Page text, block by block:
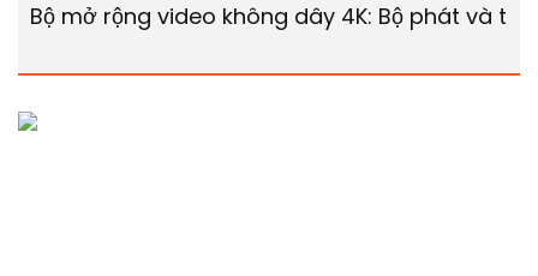
Bộ mở rộng video không dây 4K: Bộ phát và